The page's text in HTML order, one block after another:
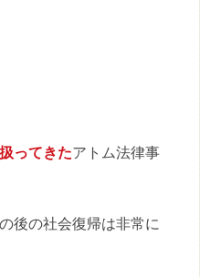
ってきたアトム法律事
後の社会復帰は非常に